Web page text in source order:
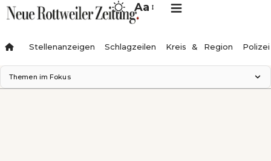
Aa
Stellenanzeigen Schlagzeilen Kreis & Region Polizei
Themen im Fokus